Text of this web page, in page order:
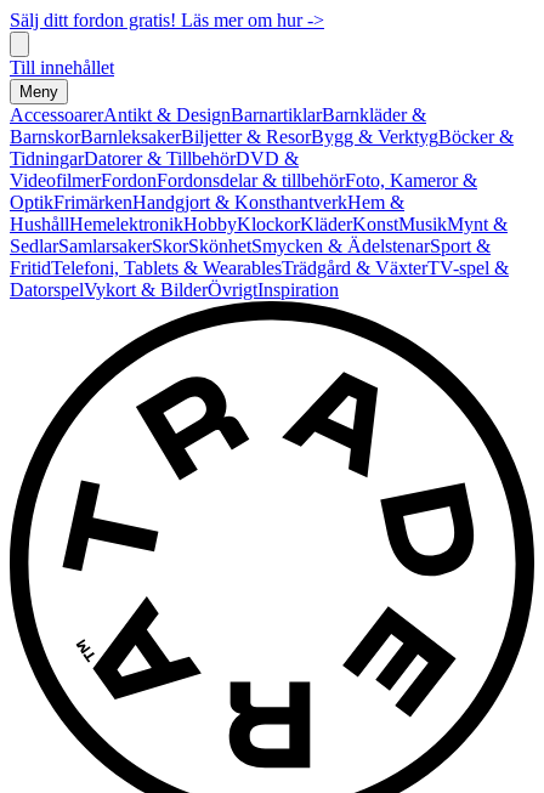
Sälj ditt fordon gratis! Läs mer om hur ->
Till innehållet
Meny
AccessoarerAntikt & DesignBarnartiklarBarnkläder &
BarnskorBarnleksakerBiljetter & ResorBygg & VerktygBöcker &
TidningarDatorer & TillbehörDVD &
VideofilmerFordonFordonsdelar & tillbehörFoto, Kameror &
OptikFrimärkenHandgjort & KonsthantverkHem &
HushållHemelektronikHobbyKlockorKläderKonstMusikMynt &
SedlarSamlarsakerSkorSkönhetSmycken & ÄdelstenarSport &
FritidTelefoni, Tablets & WearablesTrädgård & VäxterTV-spel &
DatorspelVykort & BilderÖvrigtInspiration